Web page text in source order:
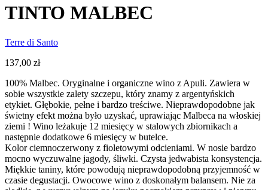
TINTO MALBEC
Terre di Santo
137,00 zł
100% Malbec. Oryginalne i organiczne wino z Apuli. Zawiera w
sobie wszystkie zalety szczepu, który znamy z argentyńskich
etykiet. Głębokie, pełne i bardzo treściwe. Nieprawdopodobne jak
świetny efekt można było uzyskać, uprawiając Malbeca na włoskiej
ziemi ! Wino leżakuje 12 miesięcy w stalowych zbiornikach a
następnie dodatkowe 6 miesięcy w butelce.
Kolor ciemnoczerwony z fioletowymi odcieniami. W nosie bardzo
mocno wyczuwalne jagody, śliwki. Czysta jedwabista konsystencja.
Miękkie taniny, które powodują nieprawdopodobną przyjemność w
czasie degustacji. Owocowe wino z doskonałym balansem. Nie za